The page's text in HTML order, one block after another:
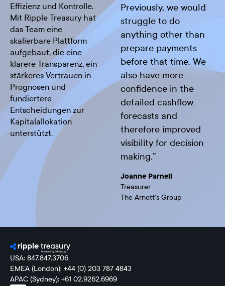
Effizienz und Kontrolle.
Mit Ripple Treasury hat
das Team eine
skalierbare Plattform
aufgebaut, die eine
klarere Transparenz, ein
stärkeres Vertrauen in
Prognosen und
fundiertere
Entscheidungen zur
Kapitalallokation
unterstützt.
Previously, we would
struggle to do
anything other than
prepare payments
before that time. We
also have more
confidence in the
detailed cashflow
forecasts and
therefore improved
visibility for decision
making.”
Joanne Parnell
Treasurer
The Arnott’s Group
USA: 847.847.3706
EMEA (London): +44 (0) 203 787 4843
APAC (Sydney): +61 02.9262.6969